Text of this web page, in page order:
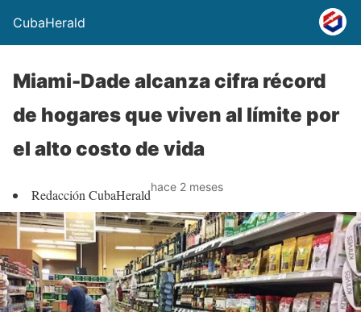
CubaHerald
Miami-Dade alcanza cifra récord
de hogares que viven al límite por
el alto costo de vida
Redacción CubaHeraldhace 2 meses